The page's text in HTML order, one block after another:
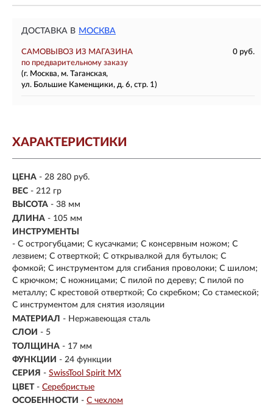
ДОСТАВКА В МОСКВА
САМОВЫВОЗ ИЗ МАГАЗИНА
0 руб.
по предварительному заказу
(г. Москва, м. Таганская,
ул. Большие Каменщики, д. 6, стр. 1)
ХАРАКТЕРИСТИКИ
ЦЕНА - 28 280 руб.
ВЕС - 212 гр
ВЫСОТА - 38 мм
ДЛИНА - 105 мм
ИНСТРУМЕНТЫ
- С острогубцами; С кусачками; С консервным ножом; С
лезвием; С отверткой; С открывалкой для бутылок; С
фомкой; С инструментом для сгибания проволоки; С шилом;
С крючком; С ножницами; С пилой по дереву; С пилой по
металлу; С крестовой отверткой; Со скребком; Со стамеской;
С инструментом для снятия изоляции
МАТЕРИАЛ - Нержавеющая сталь
СЛОИ - 5
ТОЛЩИНА - 17 мм
ФУНКЦИИ - 24 функции
СЕРИЯ - SwissTool Spirit MX
ЦВЕТ - Серебристые
ОСОБЕННОСТИ - С чехлом